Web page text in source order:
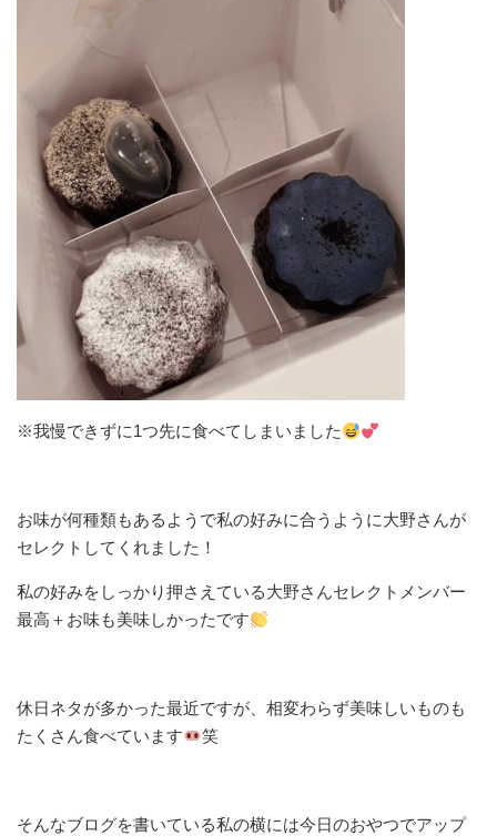
※我慢できずに1つ先に食べてしまいました
お味が何種類もあるようで私の好みに合うように大野さんが
セレクトしてくれました！
私の好みをしっかり押さえている大野さんセレクトメンバー
最高＋お味も美味しかったです
休日ネタが多かった最近ですが、相変わらず美味しいものも
たくさん食べています
笑
そんなブログを書いている私の横には今日のおやつでアップ